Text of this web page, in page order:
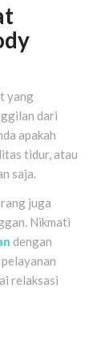
yang
dari
apakah
tidur, atau
saja.
juga
Nikmati
dengan
relaksasi